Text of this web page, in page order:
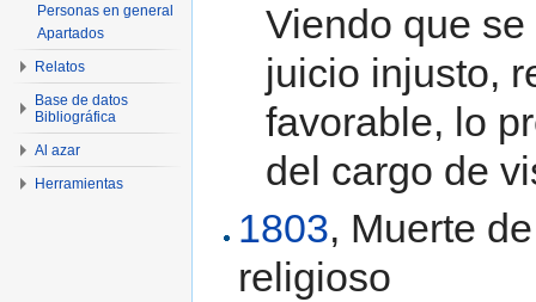
Viendo que
juicio injusto,
favorable, lo
del cargo de
1803, Muerte
religioso
Personas en general
Apartados
Relatos
Base de datos
Bibliográfica
Al azar
Herramientas